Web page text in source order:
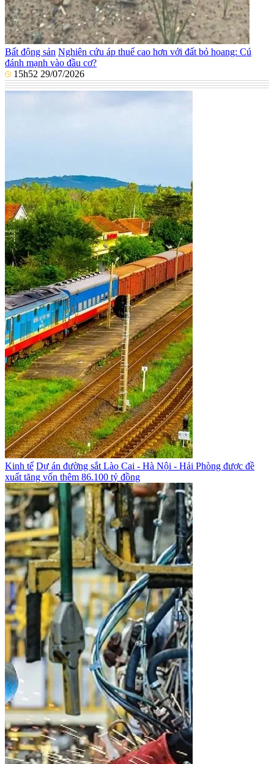
Bất động sản Nghiên cứu áp thuế cao hơn với đất bỏ hoang: Cú
đánh mạnh vào đầu cơ?
15h52 29/07/2026
Kinh tế Dự án đường sắt Lào Cai - Hà Nội - Hải Phòng được đề
xuất tăng vốn thêm 86.100 tỷ đồng